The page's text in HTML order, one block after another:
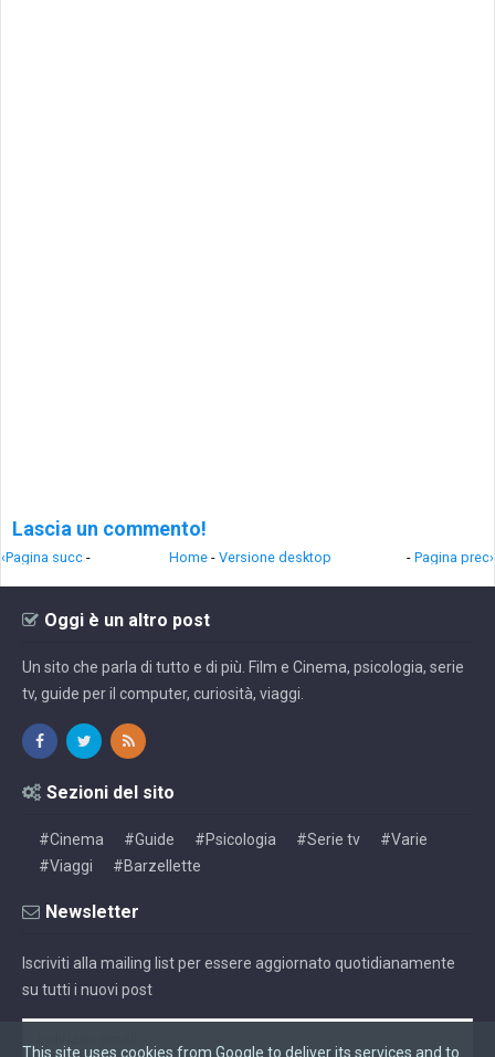
Lascia un commento!
‹Pagina succ - - Pagina prec›
Home - Versione desktop
Oggi è un altro post
Un sito che parla di tutto e di più. Film e Cinema, psicologia, serie
tv, guide per il computer, curiosità, viaggi.
Sezioni del sito
#Cinema #Guide #Psicologia #Serie tv
#Varie
#Viaggi
#Barzellette
Newsletter
Iscriviti alla mailing list per essere aggiornato quotidianamente
su tutti i nuovi post
This site uses cookies from Google to deliver its services and to